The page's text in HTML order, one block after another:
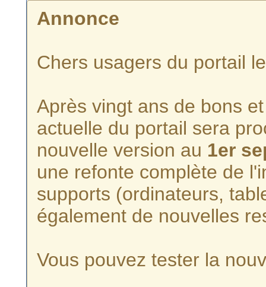
Annonce
Chers usagers du portail
Après vingt ans de bons
actuelle du portail sera
nouvelle version au 1er
une refonte complète de
supports (ordinateurs,
également de nouvelles
Vous pouvez tester la